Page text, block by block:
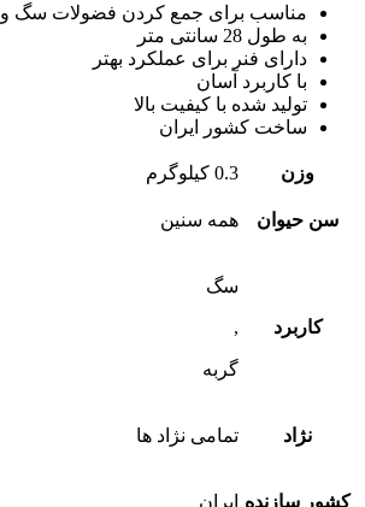
مناسب برای جمع کردن فضولات سگ و
به طول 28 سانتی متر
دارای فنر برای عملکرد بهتر
با کاربرد آسان
تولید شده با کیفیت بالا
ساخت کشور ایران
وزن 0.3 کیلوگرم
سن حیوان همه سنین
کاربرد
سگ
,
گربه
نژاد تمامی نژاد ها
کشور سازنده ایران